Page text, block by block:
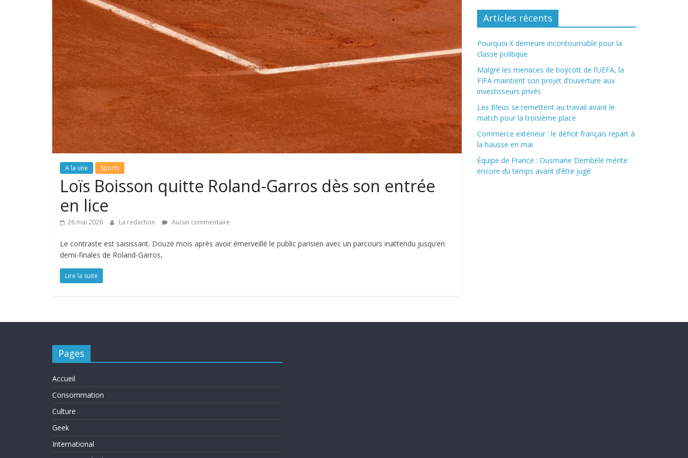
A la une Sports
Loïs Boisson quitte Roland-Garros dès son entrée
en lice
26 mai 2026 La redaction Aucun commentaire
Le contraste est saisissant. Douze mois après avoir émerveillé le public parisien avec un parcours inattendu jusqu’en
demi-finales de Roland-Garros,
Lire la suite
Articles récents
Pourquoi X demeure incontournable pour la
classe politique
Malgré les menaces de boycott de l’UEFA, la
FIFA maintient son projet d’ouverture aux
investisseurs privés
Les Bleus se remettent au travail avant le
match pour la troisième place
Commerce extérieur : le déficit français repart à
la hausse en mai
Équipe de France : Ousmane Dembélé mérite
encore du temps avant d’être jugé
Pages
Accueil
Consommation
Culture
Geek
International